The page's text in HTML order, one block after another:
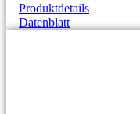
Produktdetails
Datenblatt